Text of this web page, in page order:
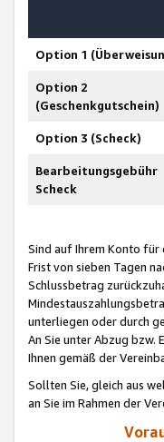
Option 1
Option 2
(Geschenkgutschein)
Option 3 (Scheck)
Bearbeitungsgebühr
Scheck
Sind auf Ihrem Konto für
Frist von sieben Tagen
Schlussbetrag
unterliegen oder durch
An Sie unter Abzug
Ihnen gemäß der
Sollten Sie, gleich aus
an Sie im Rahmen der